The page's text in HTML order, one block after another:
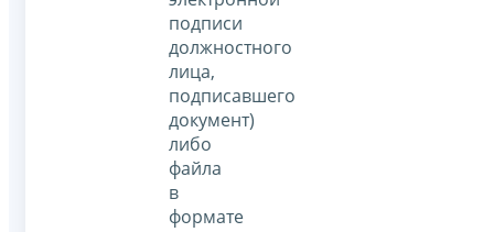
подписи
должностного
лица,
подписавшего
документ)
либо
файла
в
формате